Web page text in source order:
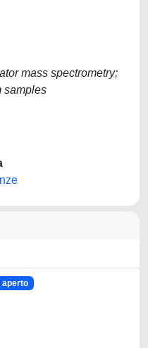
mass spectrometry;
samples